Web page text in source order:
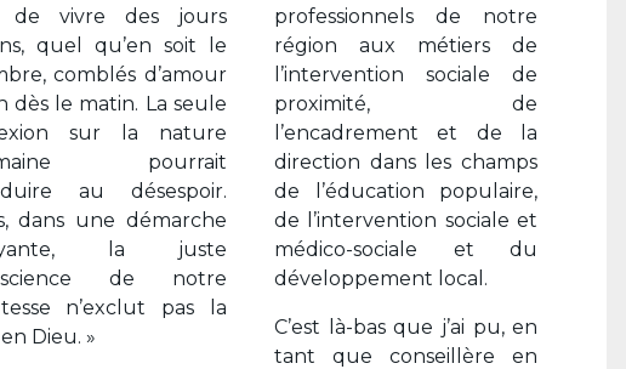
de vivre des jours
quel qu’en soit le
comblés d’amour
dès le matin. La seule
sur la nature
pourrait
au désespoir.
dans une démarche
la juste
de notre
n’exclut pas la
Dieu. »
professionnels de notre
région aux métiers de
l’intervention sociale de
proximité, de
l’encadrement et de la
direction dans les champs
de l’éducation populaire,
de l’intervention sociale et
médico-sociale et du
développement local.
C’est là-bas que j’ai pu, en
tant que conseillère en